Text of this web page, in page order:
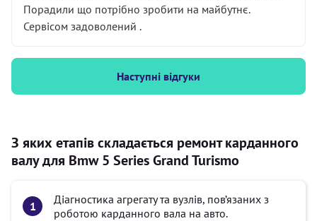
Порадили що потрібно зробити на майбутнє.
Сервісом задоволений .
Наступні відгуки
З яких етапів складається ремонт карданного
валу для Bmw 5 Series Grand Turismo
Діагностика агрегату та вузлів, пов’язаних з
роботою карданного вала на авто.